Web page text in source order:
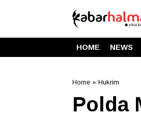
HOME NEWS
Home » Hukrim
Polda